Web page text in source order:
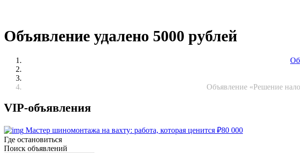
Объявление удалено 5000 рублей
Объявление «Решение
VIP-объявления
Мастер шиномонтажа на вахту: работа, которая ценится ₽80 000
Где остановиться
Поиск объявлений